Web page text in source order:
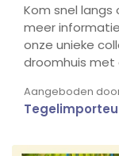
Kom snel langs
meer
onze unieke
droomhuis
Aangeboden